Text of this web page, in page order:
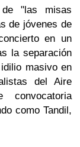
"las misas
de jóvenes de
en un
la separación
masivo en
del Aire
convocatoria
como Tandil,